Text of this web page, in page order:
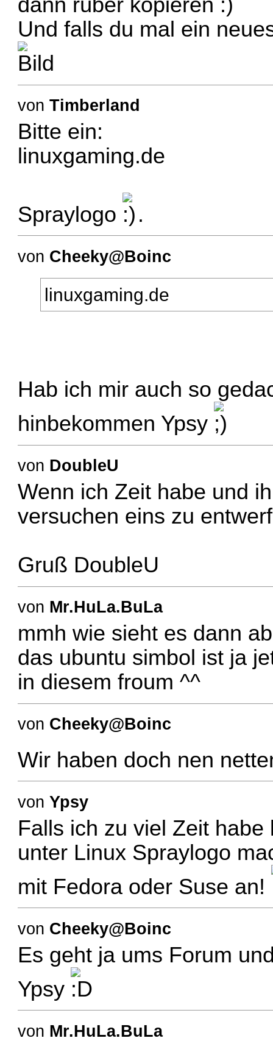
Und falls du mal ein
vonTimberland
Bitte ein:
linuxgaming.de
Spraylogo .
von Cheeky@Boinc
linuxgaming.de
Hab ich mir auch so
hinbekommen Ypsy
von DoubleU
Wenn ich Zeit habe und
versuchen eins zu
Gruß DoubleU
von Mr.HuLa.BuLa
mmh wie sieht es dann
das ubuntu simbol ist ja
in diesem froum ^^
von Cheeky@Boinc
Wir haben doch nen
vonYpsy
Falls ich zu viel Zeit
unter Linux Spraylogo
mit Fedora oder Suse an!
von Cheeky@Boinc
Es geht ja ums Forum
Ypsy
von Mr.HuLa.BuLa